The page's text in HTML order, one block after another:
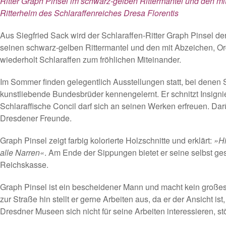
Ritterhelm des Schlaraffenreiches Dresa Florentis
Aus Siegfried Sack wird der Schlaraffen-Ritter Graph Pinsel
seinen schwarz-gelben Rittermantel und den mit Abzeichen,
wiederholt Schlaraffen zum fröhlichen Miteinander.
Im Sommer finden gelegentlich Ausstellungen statt, bei
kunstliebende Bundesbrüder kennengelernt. Er schnitzt
Schlaraffische Concil darf sich an seinen Werken erfreuen.
Dresdener Freunde.
Graph Pinsel zeigt farbig kolorierte Holzschnitte und erklärt:
alle Narren«. Am Ende der Sippungen bietet er seine selbst
Reichskasse.
Graph Pinsel ist ein bescheidener Mann und macht kein
zur Straße hin stellt er gerne Arbeiten aus, da er der Ansicht
Dresdner Museen sich nicht für seine Arbeiten interessieren,